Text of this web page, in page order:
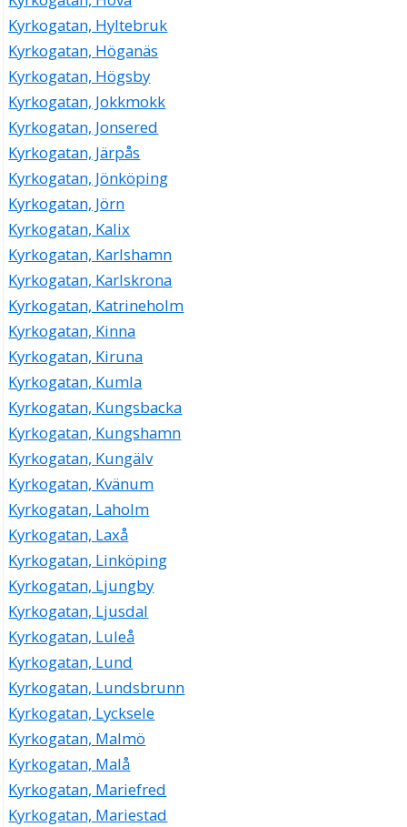
Kyrkogatan, Hyltebruk
Kyrkogatan, Höganäs
Kyrkogatan, Högsby
Kyrkogatan, Jokkmokk
Kyrkogatan, Jonsered
Kyrkogatan, Järpås
Kyrkogatan, Jönköping
Kyrkogatan, Jörn
Kyrkogatan, Kalix
Kyrkogatan, Karlshamn
Kyrkogatan, Karlskrona
Kyrkogatan, Katrineholm
Kyrkogatan, Kinna
Kyrkogatan, Kiruna
Kyrkogatan, Kumla
Kyrkogatan, Kungsbacka
Kyrkogatan, Kungshamn
Kyrkogatan, Kungälv
Kyrkogatan, Kvänum
Kyrkogatan, Laholm
Kyrkogatan, Laxå
Kyrkogatan, Linköping
Kyrkogatan, Ljungby
Kyrkogatan, Ljusdal
Kyrkogatan, Luleå
Kyrkogatan, Lund
Kyrkogatan, Lundsbrunn
Kyrkogatan, Lycksele
Kyrkogatan, Malmö
Kyrkogatan, Malå
Kyrkogatan, Mariefred
Kyrkogatan, Mariestad